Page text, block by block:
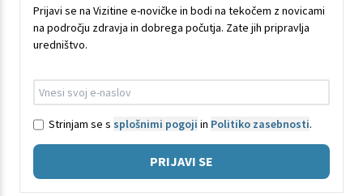
Prijavi se na Vizitine e-novičke in bodi na tekočem z novicami
na področju zdravja in dobrega počutja. Zate jih pripravlja
uredništvo.
Strinjam se s splošnimi pogoji in Politiko zasebnosti.
PRIJAVI SE